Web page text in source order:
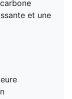
et une